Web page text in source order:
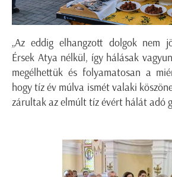
„Az eddig elhangzott dolgok nem
Érsek Atya nélkül, így hálásak
megélhettük és folyamatosan a
hogy tíz év múlva ismét valaki
zárultak az elmúlt tíz évért hálát adó